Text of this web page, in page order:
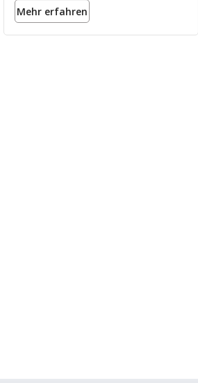
Mehr erfahren